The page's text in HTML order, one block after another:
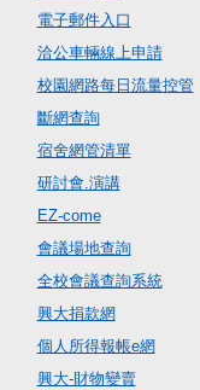
電子郵件入口
洽公車輛線上申請
校園網路每日流量控管
斷網查詢
宿舍網管清單
研討會.演講
EZ-come
會議場地查詢
全校會議查詢系統
興大捐款網
個人所得報帳e網
興大-財物變賣